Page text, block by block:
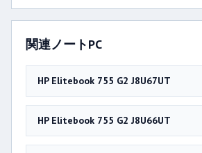
関連ノートPC
HP Elitebook 755 G2 J8U67UT
HP Elitebook 755 G2 J8U66UT